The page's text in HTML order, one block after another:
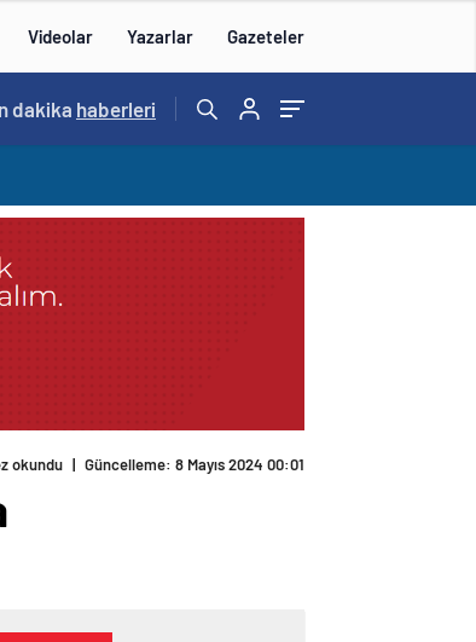
Videolar Yazarlar Gazeteler
dakika haberleri
okundu | Güncelleme: 8 Mayıs 2024 00:01